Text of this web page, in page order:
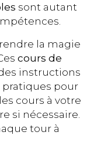
sont autant
la magie
cours de
instructions
pour
cours à votre
si nécessaire.
tour à